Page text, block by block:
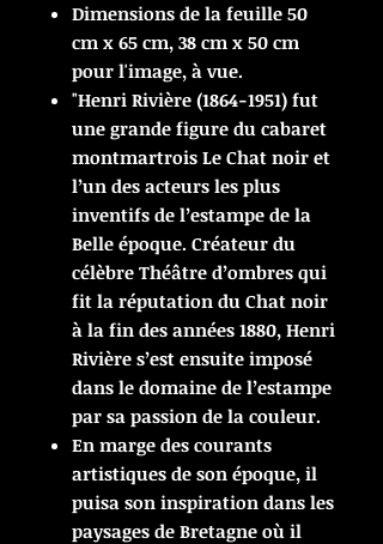
Dimensions de la feuille 50
cm x 65 cm, 38 cm x 50 cm
pour l'image, à vue.
"Henri Rivière (1864-1951) fut
une grande figure du cabaret
montmartrois Le Chat noir et
l’un des acteurs les plus
inventifs de l’estampe de la
Belle époque. Créateur du
célèbre Théâtre d’ombres qui
fit la réputation du Chat noir
à la fin des années 1880, Henri
Rivière s’est ensuite imposé
dans le domaine de l’estampe
par sa passion de la couleur.
En marge des courants
artistiques de son époque, il
puisa son inspiration dans les
paysages de Bretagne où il